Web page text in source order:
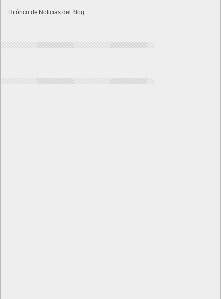
Hitórico de Noticias del Blog